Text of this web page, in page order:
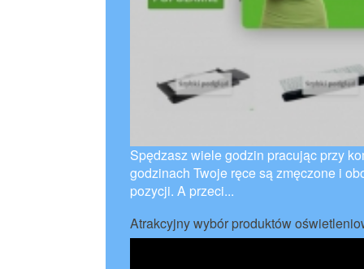
Spędzasz wiele godzin pracując przy
godzinach Twoje ręce są zmęczone i
pozycji. A przeci...
Atrakcyjny wybór produktów